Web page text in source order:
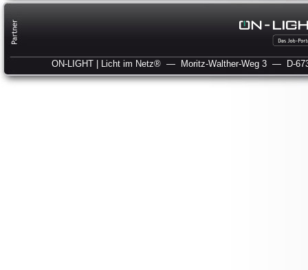
ON-LIGHT | Licht im Netz® — Moritz-Walther-Weg 3 — D-